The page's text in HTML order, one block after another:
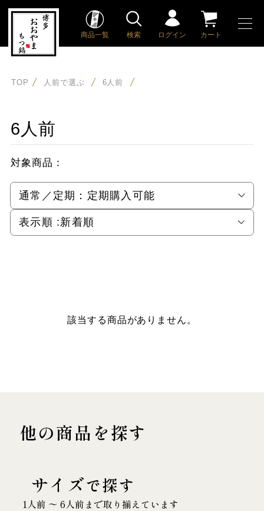
商品一覧 検索 ログイン カート
TOP 人前で選ぶ 6人前
6人前
対象商品：
通常／定期： 定期購入可能
表示順 :新着順
該当する商品がありません。
他の商品を探す
サイズで探す
1人前 〜 6人前まで取り揃えています